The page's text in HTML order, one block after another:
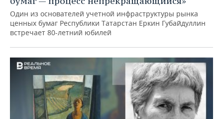
Один из основателей учетной инфраструктуры рынка
ценных бумаг Республики Татарстан Еркин Губайдуллин
встречает 80-летний юбилей